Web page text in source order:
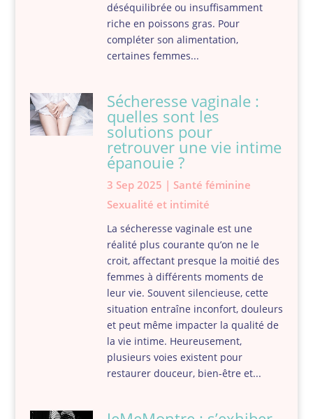
déséquilibrée ou insuffisamment
riche en poissons gras. Pour
compléter son alimentation,
certaines femmes...
Sécheresse vaginale :
quelles sont les
solutions pour
retrouver une vie intime
épanouie ?
3 Sep 2025 | Santé féminine
Sexualité et intimité
La sécheresse vaginale est une
réalité plus courante qu’on ne le
croit, affectant presque la moitié des
femmes à différents moments de
leur vie. Souvent silencieuse, cette
situation entraîne inconfort, douleurs
et peut même impacter la qualité de
la vie intime. Heureusement,
plusieurs voies existent pour
restaurer douceur, bien-être et...